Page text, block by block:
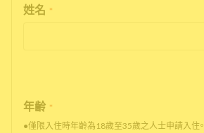
姓名 *
年齢 *
●僅限入住時年齡為18歲至35歲之人士申請入住。